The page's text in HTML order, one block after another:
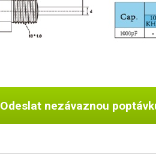
Odeslat nezávaznou